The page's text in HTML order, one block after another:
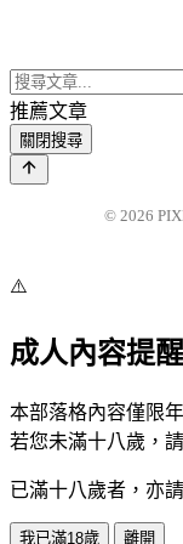
推薦文章
關閉搜尋
© 2026
⚠️
成人內容提醒
本部落格內容僅限
若您未滿十八歲，
已滿十八歲者，亦
我已滿18歲 離開